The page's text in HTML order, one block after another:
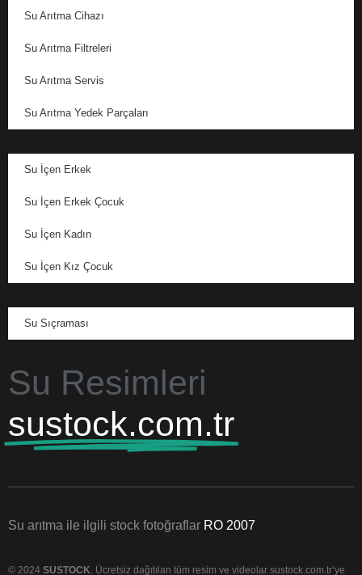
Su Arıtma Cihazı
Su Arıtma Filtreleri
Su Arıtma Servis
Su Arıtma Yedek Parçaları
Su İçen Erkek
Su İçen Erkek Çocuk
Su İçen Kadın
Su İçen Kız Çocuk
Su Sıçraması
Su Resimleri
sustock.com.tr
Su arıtma ile ilgili stock fotoğraflar RO 2007
© 2024 SUSTOCK. Ücretsiz dağıtılan tüm resim ve videolar sustock.com.tr’ye